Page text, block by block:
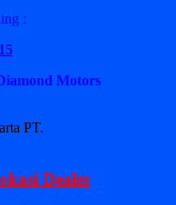
:
Motors
PT.
Dealer